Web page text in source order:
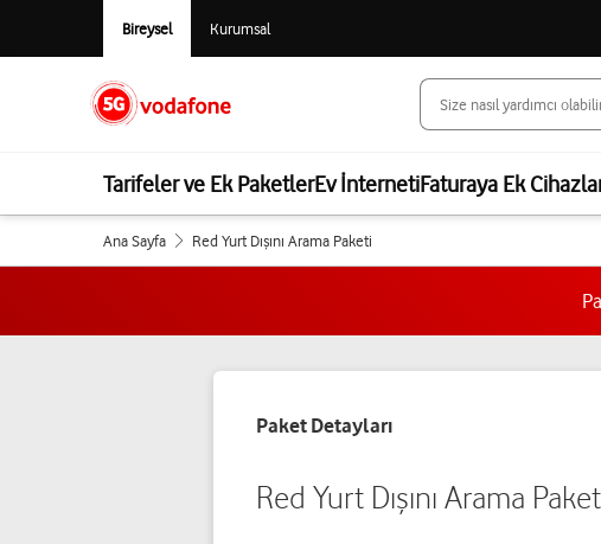
Bireysel Kurumsal
Tarifeler ve Ek PaketlerEv İnternetiFaturaya Ek
Ana Sayfa Red Yurt Dışını Arama Paketi
Paket Detayları
Red Yurt Dışını Arama